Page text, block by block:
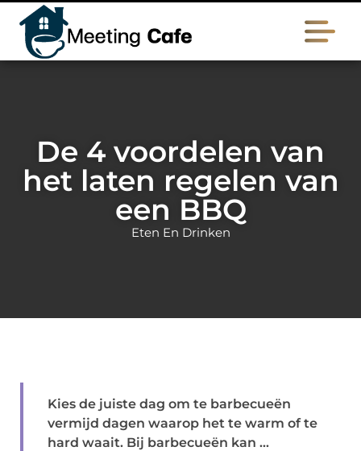
De 4 voordelen van
het laten regelen van
een BBQ
Eten En Drinken
Kies de juiste dag om te barbecueën
vermijd dagen waarop het te warm of te
hard waait. Bij barbecueën kan ...